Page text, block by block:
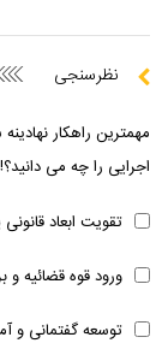
نظرسنجی
مهمترین راهکار
اجرایی را چه می دانید؟!
تقویت ابعاد
ورود قوه قضائیه
توسعه گفتمانی و